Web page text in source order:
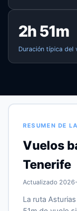
2h 51m
Duración típica del
RESUMEN DE
Vuelos
Tenerife
Actualizado
La ruta